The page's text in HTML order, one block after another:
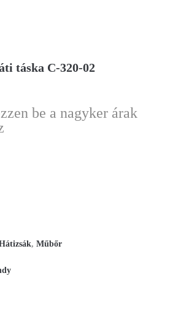
táska C-320-02
be a nagyker árak
, Műbőr